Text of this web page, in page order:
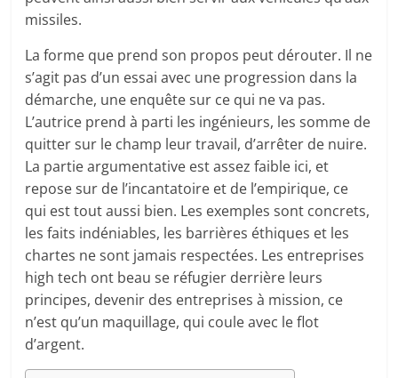
missiles.
La forme que prend son propos peut dérouter. Il ne
s’agit pas d’un essai avec une progression dans la
démarche, une enquête sur ce qui ne va pas.
L’autrice prend à parti les ingénieurs, les somme de
quitter sur le champ leur travail, d’arrêter de nuire.
La partie argumentative est assez faible ici, et
repose sur de l’incantatoire et de l’empirique, ce
qui est tout aussi bien. Les exemples sont concrets,
les faits indéniables, les barrières éthiques et les
chartes ne sont jamais respectées. Les entreprises
high tech ont beau se réfugier derrière leurs
principes, devenir des entreprises à mission, ce
n’est qu’un maquillage, qui coule avec le flot
d’argent.